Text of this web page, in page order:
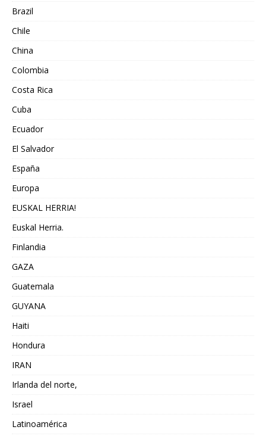
Brazil
Chile
China
Colombia
Costa Rica
Cuba
Ecuador
El Salvador
España
Europa
EUSKAL HERRIA!
Euskal Herria.
Finlandia
GAZA
Guatemala
GUYANA
Haiti
Hondura
IRAN
Irlanda del norte,
Israel
Latinoamérica